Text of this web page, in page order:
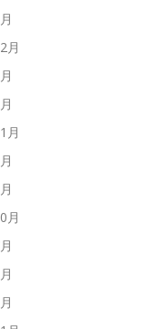
月
月
月